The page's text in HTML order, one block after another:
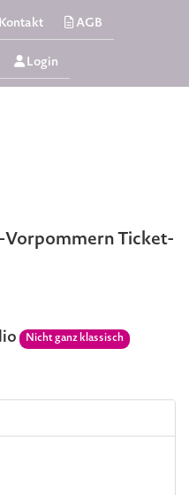
Kontakt AGB
Login
Ticket-
Nicht ganz klassisch